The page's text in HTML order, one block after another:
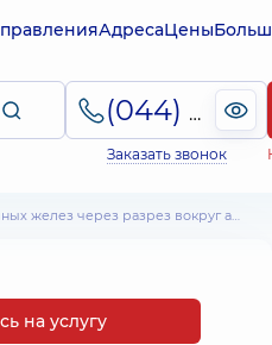
АдресаЦены
(044) 495-2-888
Заказать звонок
желез через разрез вокруг ареолы
на услугу